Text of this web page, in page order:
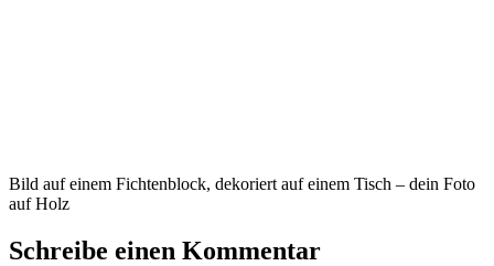
Bild auf einem Fichtenblock, dekoriert auf einem Tisch – dein Foto
auf Holz
Schreibe einen Kommentar